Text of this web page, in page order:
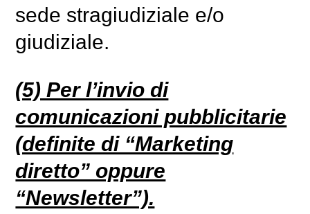
sede stragiudiziale e/o
giudiziale.
(5) Per l’invio di
comunicazioni pubblicitarie
(definite di “Marketing
diretto” oppure
“Newsletter”).